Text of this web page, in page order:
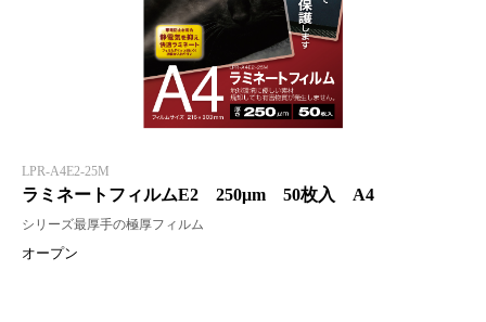
LPR-A4E2-25M
ラミネートフィルムE2 250μm 50枚入 A4
シリーズ最厚手の極厚フィルム
オープン